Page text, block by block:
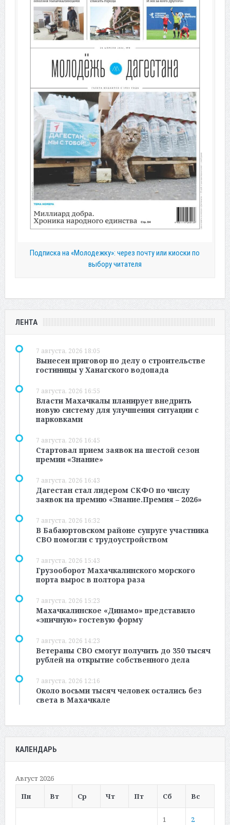
Подписка на «Молодежку»: через почту или киоски по
выбору читателя
ЛЕНТА
7 августа, 2026 18:05
Вынесен приговор по делу о строительстве
гостиницы у Ханагского водопада
7 августа, 2026 16:55
Власти Махачкалы планирует внедрить
новую систему для улучшения ситуации с
парковками
7 августа, 2026 16:45
Стартовал прием заявок на шестой сезон
премии «Знание»
7 августа, 2026 16:43
Дагестан стал лидером СКФО по числу
заявок на премию «Знание.Премия – 2026»
7 августа, 2026 16:32
В Бабаюртовском районе супруге участника
СВО помогли с трудоустройством
7 августа, 2026 15:43
Грузооборот Махачкалинского морского
порта вырос в полтора раза
7 августа, 2026 15:23
Махачкалинское «Динамо» представило
«эпичную» гостевую форму
7 августа, 2026 14:23
Ветераны СВО смогут получить до 350 тысяч
рублей на открытие собственного дела
7 августа, 2026 12:16
Около восьми тысяч человек остались без
света в Махачкале
КАЛЕНДАРЬ
Август 2026
Пн
Вт Ср Чт Пт Сб Вс
1 2